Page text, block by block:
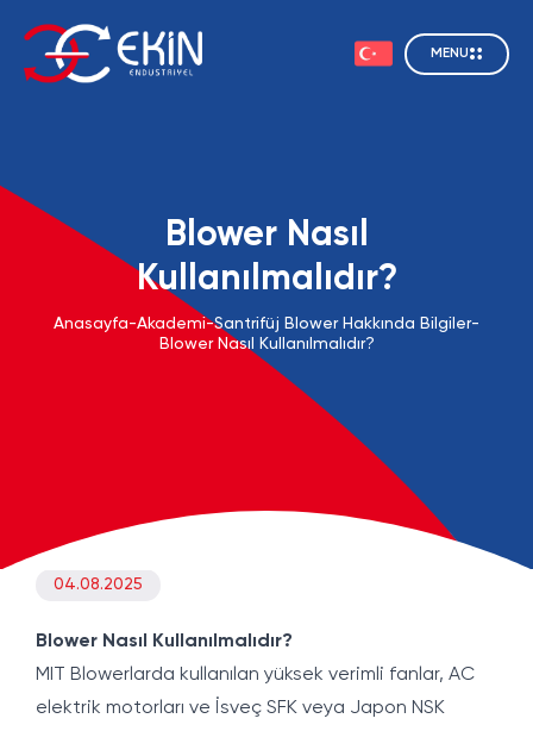
MENU
Blower Nasıl
Kullanılmalıdır?
Anasayfa-Akademi-Santrifüj Blower Hakkında Bilgiler-
Blower Nasıl Kullanılmalıdır?
04.08.2025
Blower Nasıl Kullanılmalıdır?
MIT Blowerlarda kullanılan yüksek verimli fanlar, AC
elektrik motorları ve İsveç SFK veya Japon NSK